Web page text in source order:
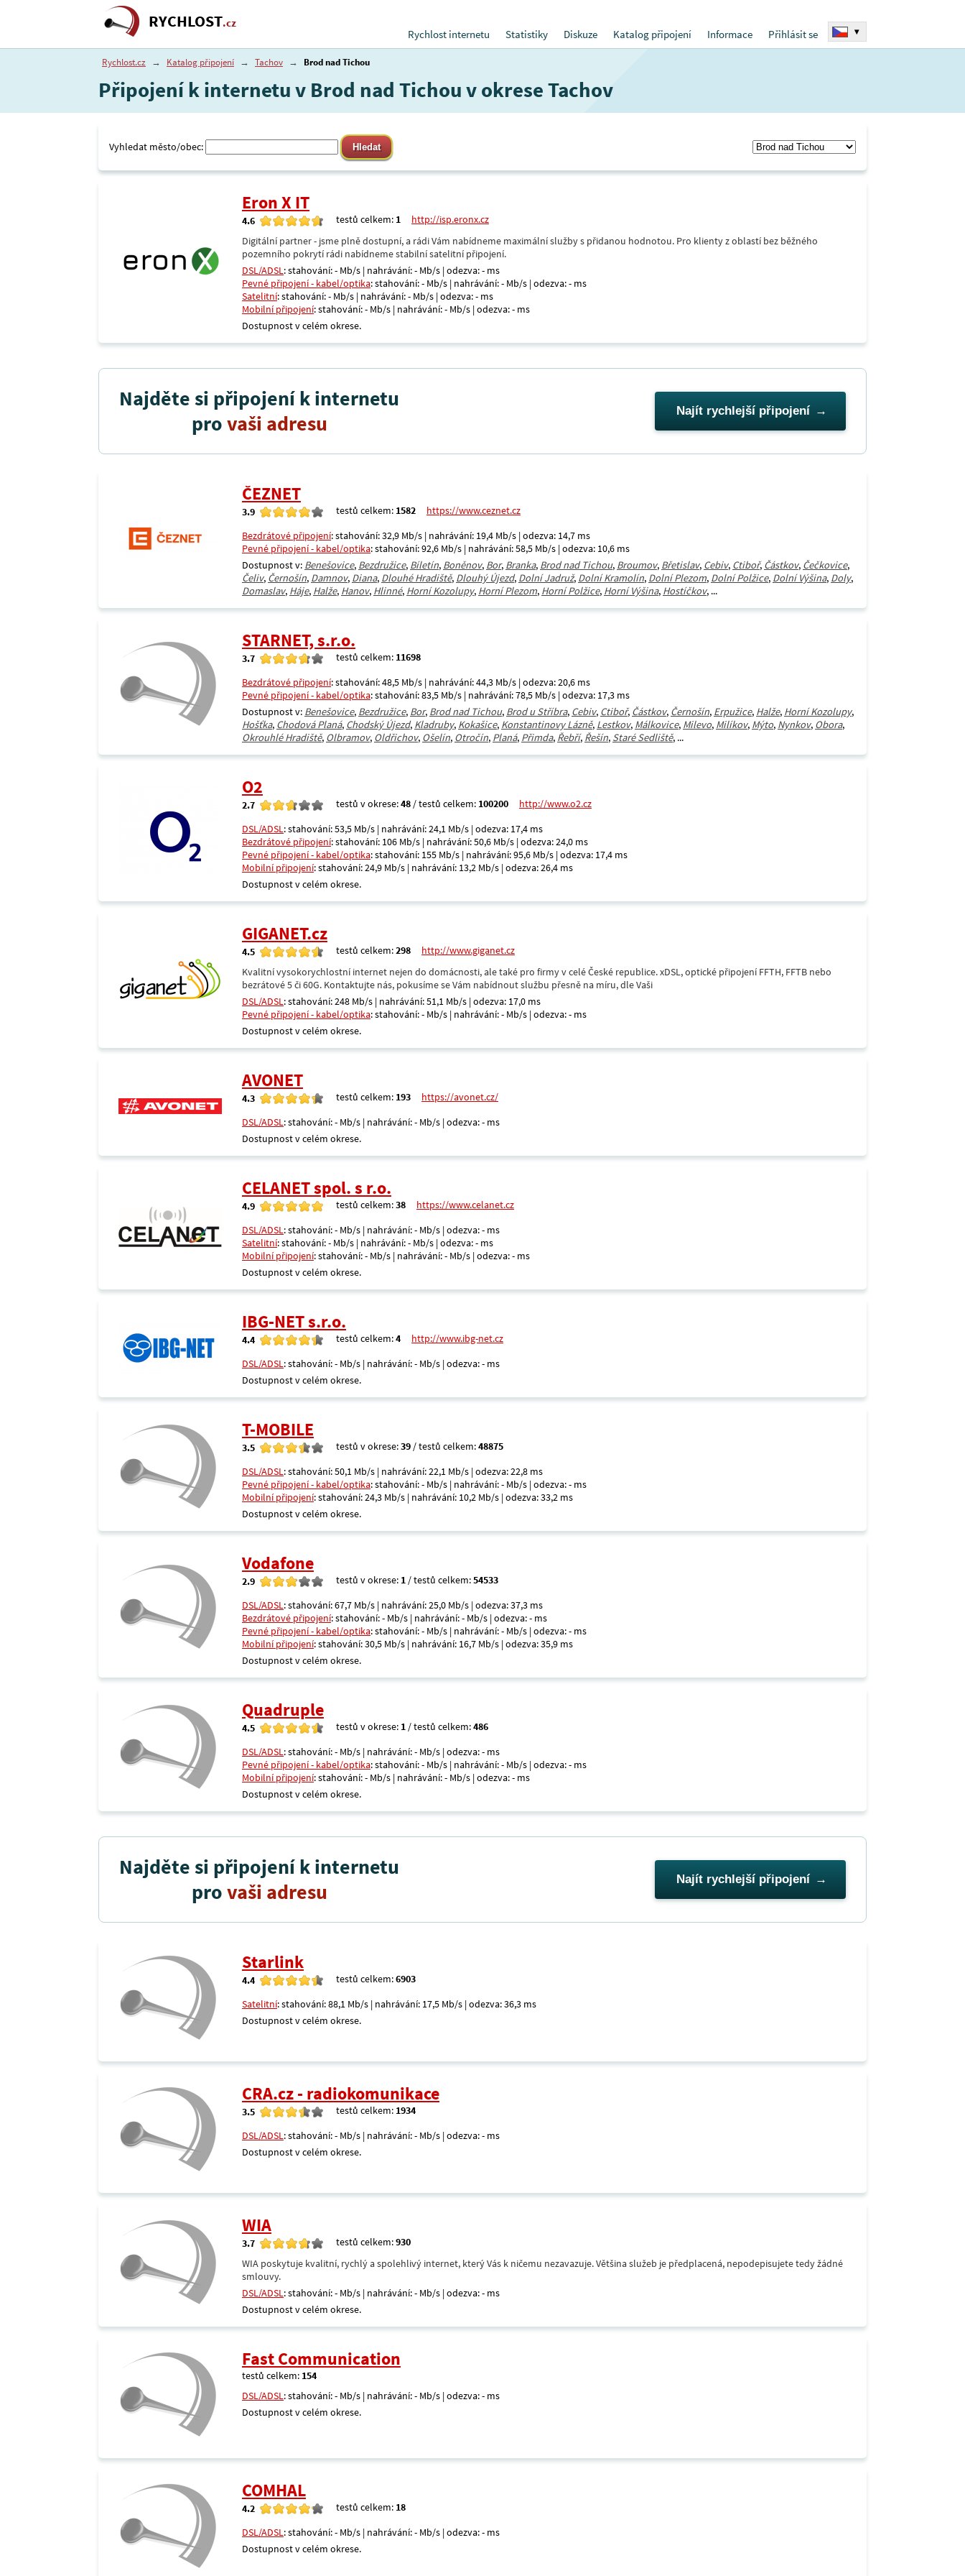
RYCHLOST.cz
Rychlost internetu
Statistiky Diskuze Katalog připojení Informace Přihlásit se ▾
Rychlost.cz → Katalog připojení → Tachov → Brod nad Tichou
Připojení k internetu v Brod nad Tichou v okrese Tachov
Vyhledat město/obec:
Eron X IT
4.6 testů celkem: 1
http://isp.eronx.cz
Digitální partner - jsme plně dostupní, a rádi Vám nabídneme maximální služby s přidanou hodnotou. Pro klienty z oblastí bez běžného
pozemního pokrytí rádi nabídneme stabilní satelitní připojení.
DSL/ADSL: stahování: - Mb/s | nahrávání: - Mb/s | odezva: - ms
Pevné připojení - kabel/optika: stahování: - Mb/s | nahrávání: - Mb/s | odezva: - ms
Satelitní: stahování: - Mb/s | nahrávání: - Mb/s | odezva: - ms
Mobilní připojení: stahování: - Mb/s | nahrávání: - Mb/s | odezva: - ms
Dostupnost v celém okrese.
Najděte si připojení k internetu
provaši adresu Najít rychlejší připojení
ČEZNET
3.9 testů celkem: 1582
https://www.ceznet.cz
Bezdrátové připojení: stahování: 32,9 Mb/s | nahrávání: 19,4 Mb/s | odezva: 14,7 ms
Pevné připojení - kabel/optika: stahování: 92,6 Mb/s | nahrávání: 58,5 Mb/s | odezva: 10,6 ms
Dostupnost v: Benešovice, Bezdružice, Bíletín, Boněnov, Bor, Branka, Brod nad Tichou, Broumov, Břetislav, Cebiv, Ctiboř, Částkov, Čečkovice,
Čeliv, Černošín, Damnov, Diana, Dlouhé Hradiště, Dlouhý Újezd, Dolní Jadruž, Dolní Kramolín, Dolní Plezom, Dolní Polžice, Dolní Výšina, Doly,
Domaslav, Háje, Halže, Hanov, Hlinné, Horní Kozolupy, Horní Plezom, Horní Polžice, Horní Výšina, Hostíčkov, ...
STARNET, s.r.o.
3.7 testů celkem: 11698
Bezdrátové připojení: stahování: 48,5 Mb/s | nahrávání: 44,3 Mb/s | odezva: 20,6 ms
Pevné připojení - kabel/optika: stahování: 83,5 Mb/s | nahrávání: 78,5 Mb/s | odezva: 17,3 ms
Dostupnost v: Benešovice, Bezdružice, Bor, Brod nad Tichou, Brod u Stříbra, Cebiv, Ctiboř, Částkov, Černošín, Erpužice, Halže, Horní Kozolupy,
Hošťka, Chodová Planá, Chodský Újezd, Kladruby, Kokašice, Konstantinovy Lázně, Lestkov, Málkovice, Milevo, Milíkov, Mýto, Nynkov, Obora,
Okrouhlé Hradiště, Olbramov, Oldřichov, Ošelín, Otročín, Planá, Přimda, Řebří, Řešín, Staré Sedliště, ...
O2
2.7 testů v okrese:48 / testů celkem: 100200
http://www.o2.cz
DSL/ADSL: stahování: 53,5 Mb/s | nahrávání: 24,1 Mb/s | odezva: 17,4 ms
Bezdrátové připojení: stahování: 106 Mb/s | nahrávání: 50,6 Mb/s | odezva: 24,0 ms
Pevné připojení - kabel/optika: stahování: 155 Mb/s | nahrávání: 95,6 Mb/s | odezva: 17,4 ms
Mobilní připojení: stahování: 24,9 Mb/s | nahrávání: 13,2 Mb/s | odezva: 26,4 ms
Dostupnost v celém okrese.
GIGANET.cz
4.5 testů celkem:298
http://www.giganet.cz
Kvalitní vysokorychlostní internet nejen do domácnosti, ale také pro firmy v celé České republice. xDSL, optické připojení FFTH, FFTB nebo
bezrátové 5 či 60G. Kontaktujte nás, pokusíme se Vám nabídnout službu přesně na míru, dle Vaši
DSL/ADSL: stahování: 248 Mb/s | nahrávání: 51,1 Mb/s | odezva: 17,0 ms
Pevné připojení - kabel/optika: stahování: - Mb/s | nahrávání: - Mb/s | odezva: - ms
Dostupnost v celém okrese.
AVONET
4.3 testů celkem: 193
https://avonet.cz/
DSL/ADSL: stahování: - Mb/s | nahrávání: - Mb/s | odezva: - ms
Dostupnost v celém okrese.
CELANET spol. s r.o.
4.9 testů celkem:38
https://www.celanet.cz
DSL/ADSL: stahování: - Mb/s | nahrávání: - Mb/s | odezva: - ms
Satelitní: stahování: - Mb/s | nahrávání: - Mb/s | odezva: - ms
Mobilní připojení: stahování: - Mb/s | nahrávání: - Mb/s | odezva: - ms
Dostupnost v celém okrese.
IBG-NET s.r.o.
4.4 testů celkem:4
http://www.ibg-net.cz
DSL/ADSL: stahování: - Mb/s | nahrávání: - Mb/s | odezva: - ms
Dostupnost v celém okrese.
T-MOBILE
3.5 testů v okrese:39 / testů celkem:48875
DSL/ADSL: stahování: 50,1 Mb/s | nahrávání: 22,1 Mb/s | odezva: 22,8 ms
Pevné připojení - kabel/optika: stahování: - Mb/s | nahrávání: - Mb/s | odezva: - ms
Mobilní připojení: stahování: 24,3 Mb/s | nahrávání: 10,2 Mb/s | odezva: 33,2 ms
Dostupnost v celém okrese.
Vodafone
2.9 testů v okrese: 1 / testů celkem:54533
DSL/ADSL: stahování: 67,7 Mb/s | nahrávání: 25,0 Mb/s | odezva: 37,3 ms
Bezdrátové připojení: stahování: - Mb/s | nahrávání: - Mb/s | odezva: - ms
Pevné připojení - kabel/optika: stahování: - Mb/s | nahrávání: - Mb/s | odezva: - ms
Mobilní připojení: stahování: 30,5 Mb/s | nahrávání: 16,7 Mb/s | odezva: 35,9 ms
Dostupnost v celém okrese.
Quadruple
4.5 testů v okrese: 1 / testů celkem:486
DSL/ADSL: stahování: - Mb/s | nahrávání: - Mb/s | odezva: - ms
Pevné připojení - kabel/optika: stahování: - Mb/s | nahrávání: - Mb/s | odezva: - ms
Mobilní připojení: stahování: - Mb/s | nahrávání: - Mb/s | odezva: - ms
Dostupnost v celém okrese.
Najděte si připojení k internetu
provaši adresu Najít rychlejší připojení
Starlink
4.4 testů celkem:6903
Satelitní: stahování: 88,1 Mb/s | nahrávání: 17,5 Mb/s | odezva: 36,3 ms
Dostupnost v celém okrese.
CRA.cz - radiokomunikace
3.5 testů celkem: 1934
DSL/ADSL: stahování: - Mb/s | nahrávání: - Mb/s | odezva: - ms
Dostupnost v celém okrese.
WIA
3.7 testů celkem:930
WIA poskytuje kvalitní, rychlý a spolehlivý internet, který Vás k ničemu nezavazuje. Většina služeb je předplacená, nepodepisujete tedy žádné
smlouvy.
DSL/ADSL: stahování: - Mb/s | nahrávání: - Mb/s | odezva: - ms
Dostupnost v celém okrese.
Fast Communication
testů celkem: 154
DSL/ADSL: stahování: - Mb/s | nahrávání: - Mb/s | odezva: - ms
Dostupnost v celém okrese.
COMHAL
4.2 testů celkem: 18
DSL/ADSL: stahování: - Mb/s | nahrávání: - Mb/s | odezva: - ms
Dostupnost v celém okrese.